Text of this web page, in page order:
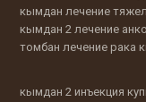
кымдан лечение
кымдан 2 лечение
томбан лечение рака
кымдан 2 инъекция